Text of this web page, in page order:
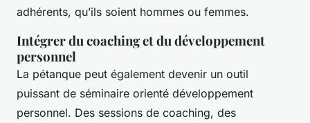
adhérents, qu’ils soient hommes ou femmes.
Intégrer du coaching et du développement
personnel
La pétanque peut également devenir un outil
puissant de séminaire orienté développement
personnel. Des sessions de coaching, des